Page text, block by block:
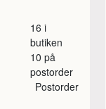
16 i
butiken
10 på
postorder
Postorder